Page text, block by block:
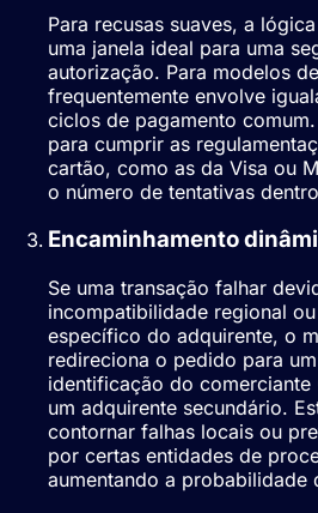
Para recusas suaves, a
uma janela ideal para uma
autorização. Para modelos
frequentemente envolve
ciclos de pagamento
para cumprir as
cartão, como as da Visa ou
o número de tentativas
Encaminhamento
Se uma transação falhar
incompatibilidade regional
específico do adquirente, o
redireciona o pedido para
identificação do comerciante
um adquirente secundário.
contornar falhas locais ou
por certas entidades de
aumentando a probabilidade